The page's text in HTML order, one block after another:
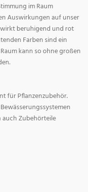
im Raum
Auswirkungen auf unser
beruhigend und rot
Farben sind ein
kann so ohne großen
für Pflanzenzubehör.
auch Zubehörteile